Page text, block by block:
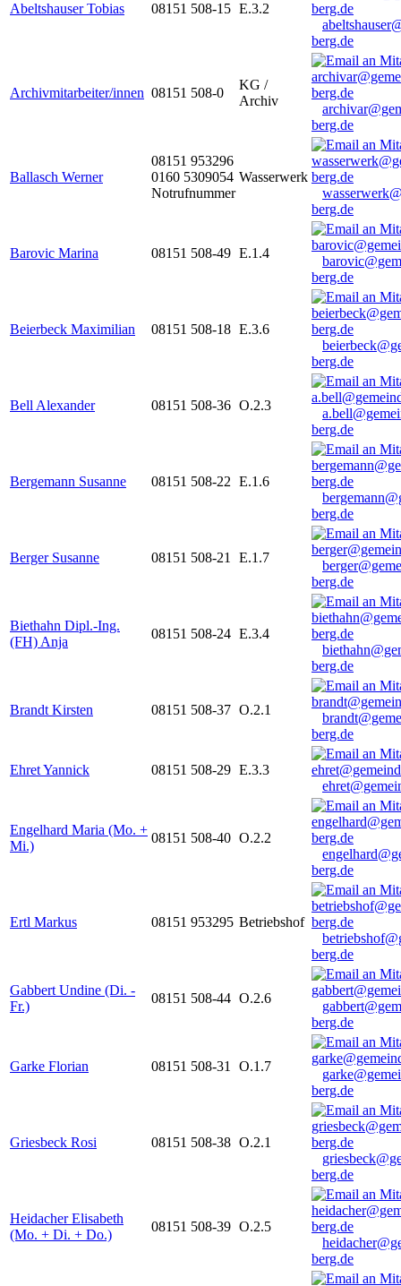
Abeltshauser Tobias 08151 508-15 E.3.2
berg.de
Archivmitarbeiter/innen 08151 508-0
KG /
Archiv
berg.de
Ballasch Werner
08151 953296
0160 5309054
Notrufnummer
Wasserwerk
berg.de
Barovic Marina 08151 508-49 E.1.4
berg.de
Beierbeck Maximilian 08151 508-18 E.3.6
berg.de
Bell Alexander 08151 508-36 O.2.3
berg.de
Bergemann Susanne 08151 508-22 E.1.6
berg.de
Berger Susanne 08151 508-21 E.1.7
berg.de
Biethahn Dipl.-Ing.
(FH) Anja
08151 508-24 E.3.4
berg.de
Brandt Kirsten 08151 508-37 O.2.1
berg.de
Ehret Yannick 08151 508-29 E.3.3
Engelhard Maria (Mo. +
Mi.)
08151 508-40 O.2.2
berg.de
Ertl Markus 08151 953295 Betriebshof
berg.de
Gabbert Undine (Di. -
Fr.)
08151 508-44 O.2.6
berg.de
Garke Florian 08151 508-31 O.1.7
berg.de
Griesbeck Rosi 08151 508-38 O.2.1
berg.de
Heidacher Elisabeth
(Mo. + Di. + Do.)
08151 508-39 O.2.5
berg.de